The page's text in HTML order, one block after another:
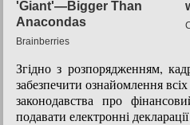
Згідно з розпорядженням,
забезпечити ознайомлення
законодавства про
подавати електронні